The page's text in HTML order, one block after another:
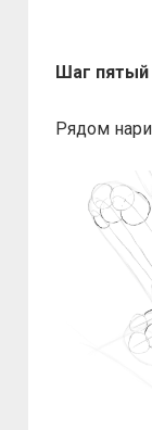
Шаг пятый
Рядом